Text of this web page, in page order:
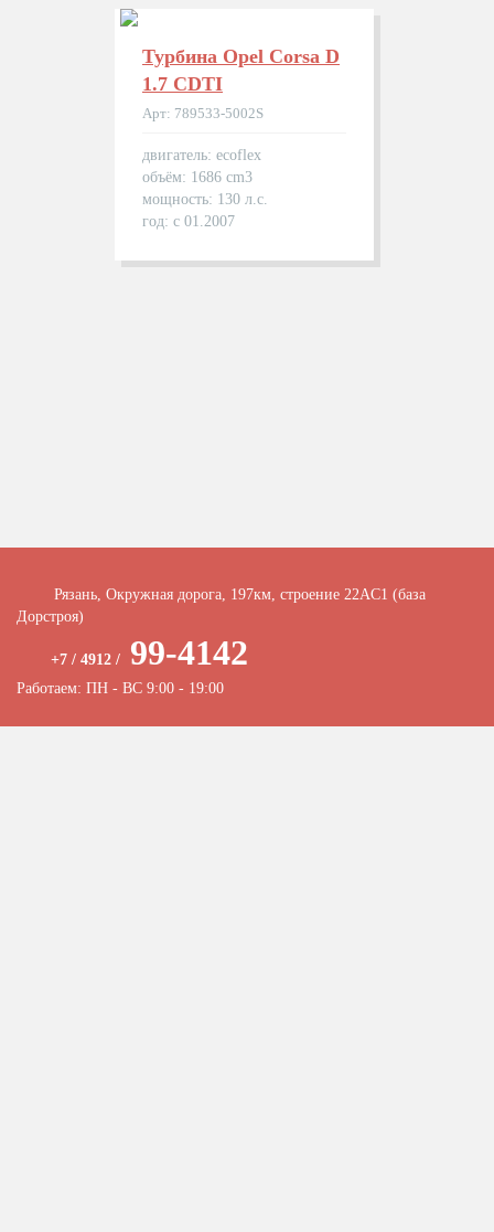
Турбина Opel Corsa D
1.7 CDTI
Арт: 789533-5002S
двигатель: ecoflex
объём: 1686 cm3
мощность: 130 л.с.
год: с 01.2007
Рязань, Окружная дорога, 197км, строение 22АC1 (база
Дорстроя)
+7 / 4912 / 99-4142
Работаем: ПН - ВС 9:00 - 19:00